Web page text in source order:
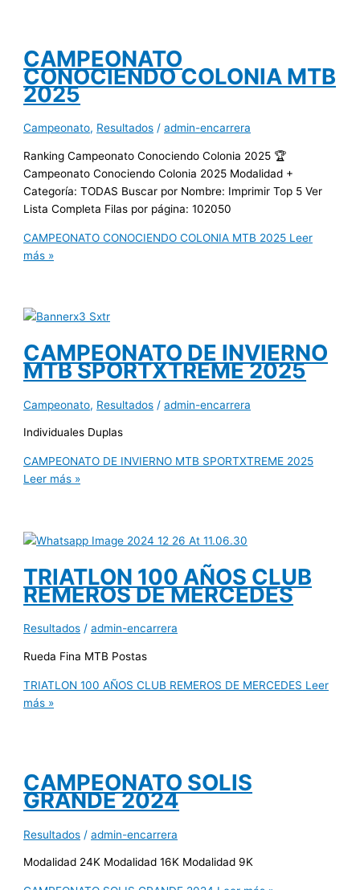
CAMPEONATO
CONOCIENDO COLONIA MTB
2025
Campeonato, Resultados /admin-encarrera
Ranking Campeonato Conociendo Colonia 2025 🏆
Campeonato Conociendo Colonia 2025 Modalidad +
Categoría: TODAS Buscar por Nombre: Imprimir Top 5 Ver
Lista Completa Filas por página: 102050
CAMPEONATO CONOCIENDO COLONIA MTB 2025 Leer
más »
CAMPEONATO DE INVIERNO
MTB SPORTXTREME 2025
Campeonato, Resultados /admin-encarrera
Individuales Duplas
CAMPEONATO DE INVIERNO MTB SPORTXTREME 2025
Leer más »
TRIATLON 100 AÑOS CLUB
REMEROS DE MERCEDES
Resultados /admin-encarrera
Rueda Fina MTB Postas
TRIATLON 100 AÑOS CLUB REMEROS DE MERCEDES Leer
más »
CAMPEONATO SOLIS
GRANDE 2024
Resultados /admin-encarrera
Modalidad 24K Modalidad 16K Modalidad 9K